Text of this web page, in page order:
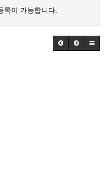
록이 가능합니다.